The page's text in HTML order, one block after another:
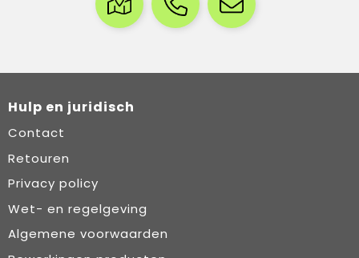
Hulp en juridisch
Contact
Retouren
Privacy policy
Wet- en regelgeving
Algemene voorwaarden